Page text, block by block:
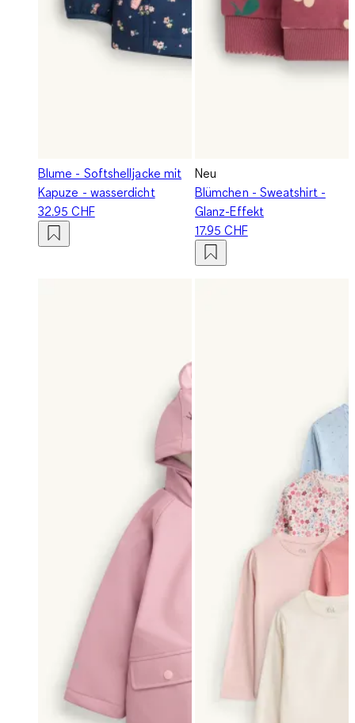
Blume - Softshelljacke mit
Kapuze - wasserdicht
32.95 CHF
Neu
Blümchen - Sweatshirt -
Glanz-Effekt
17.95 CHF